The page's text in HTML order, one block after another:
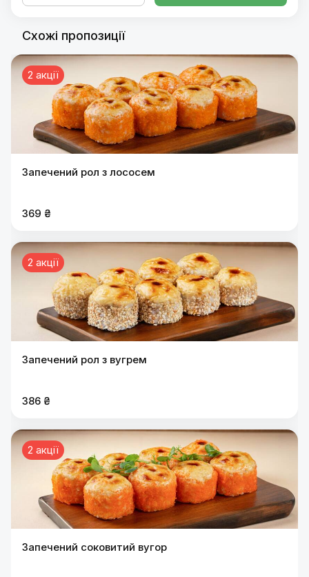
Схожі пропозиції
2 акції
Запечений рол з лососем
369 ₴
2 акції
Запечений рол з вугрем
386 ₴
2 акції
Запечений соковитий вугор